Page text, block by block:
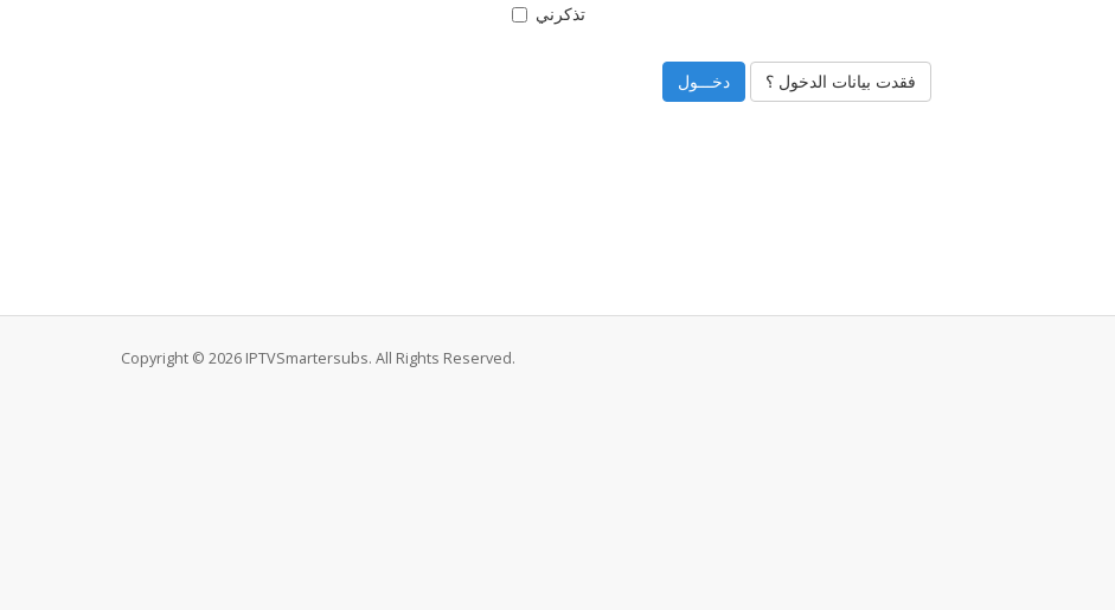
تذكرني
فقدت بيانات الدخول ؟
Copyright © 2026 IPTVSmartersubs. All Rights Reserved.